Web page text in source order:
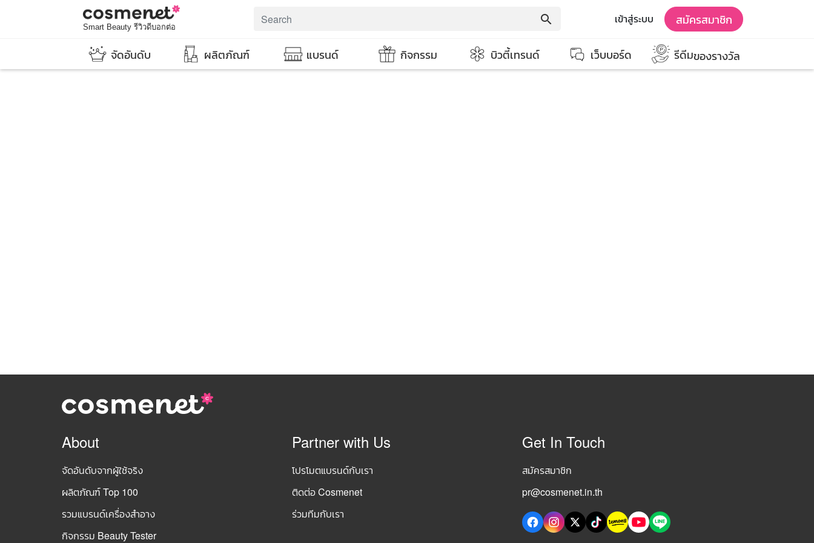
Smart Beauty รีวิวดีบอกต่อ
search เข้าสู่ระบบ สมัครสมาชิก
จัดอันดับ ผลิตภัณฑ์ แบรนด์ กิจกรรม บิวตี้เทรนด์ เว็บบอร์ด รีดีมของรางวัล
About
จัดอันดับจากผู้ใช้จริง
ผลิตภัณฑ์ Top 100
รวมแบรนด์เครื่องสำอาง
กิจกรรม Beauty Tester
Partner with Us
โปรโมตแบรนด์กับเรา
ติดต่อ Cosmenet
ร่วมทีมกับเรา
Get In Touch
สมัครสมาชิก
pr@cosmenet.in.th